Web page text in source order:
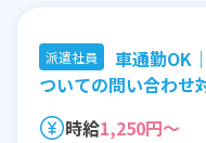
派遣社員
車通勤OK
ついての問い合わせ
時給1,250円～